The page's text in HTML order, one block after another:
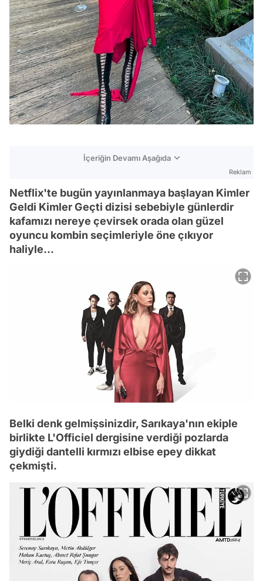
İçeriğin Devamı Aşağıda
Reklam
Netflix'te bugün yayınlanmaya başlayan Kimler
Geldi Kimler Geçti dizisi sebebiyle günlerdir
kafamızı nereye çevirsek orada olan güzel
oyuncu kombin seçimleriyle öne çıkıyor
haliyle...
Belki denk gelmişsinizdir, Sarıkaya'nın ekiple
birlikte L'Officiel dergisine verdiği pozlarda
giydiği dantelli kırmızı elbise epey dikkat
çekmişti.